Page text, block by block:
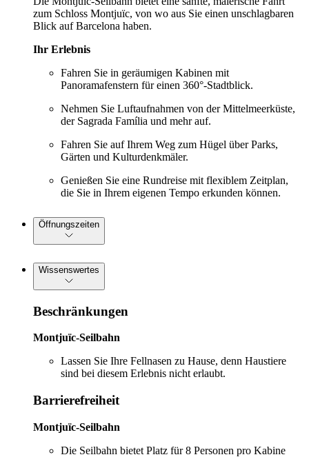
zum Schloss Montjuïc, von wo aus Sie einen unschlagbaren
Blick auf Barcelona haben.
Ihr Erlebnis
Fahren Sie in geräumigen Kabinen mit
Panoramafenstern für einen 360°-Stadtblick.
Nehmen Sie Luftaufnahmen von der Mittelmeerküste,
der Sagrada Família und mehr auf.
Fahren Sie auf Ihrem Weg zum Hügel über Parks,
Gärten und Kulturdenkmäler.
Genießen Sie eine Rundreise mit flexiblem Zeitplan,
die Sie in Ihrem eigenen Tempo erkunden können.
Öffnungszeiten
Wissenswertes
Beschränkungen
Montjuïc-Seilbahn
Lassen Sie Ihre Fellnasen zu Hause, denn Haustiere
sind bei diesem Erlebnis nicht erlaubt.
Barrierefreiheit
Montjuïc-Seilbahn
Die Seilbahn bietet Platz für 8 Personen pro Kabine